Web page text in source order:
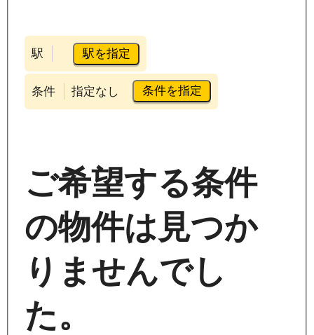
駅 駅を指定
条件 指定なし 条件を指定
ご希望する条件
の物件は見つか
りませんでし
た。